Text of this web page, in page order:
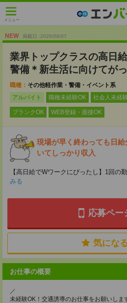
メニュー
NEW 掲載日 :2026/08/07
業界トップクラスの高日
警備＊新生活に向けてが
職種： その他軽作業・警備・イベント系
アルバイト
職種未経験OK 社会人未経
ブランクOK WEB登録・面接OK
現場が早く終わっても日
いてしっかり収入
【高日給でWワークにぴったし】1回の
みる
応募ペー
気にな
お仕事の概要
／
未経験OK！交通誘導のお仕事をお願いしま